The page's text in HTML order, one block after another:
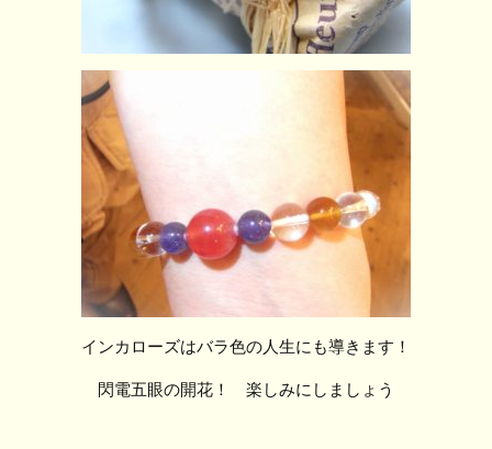
インカローズはバラ色の人生にも導きます！
閃電五眼の開花！ 楽しみにしましょう